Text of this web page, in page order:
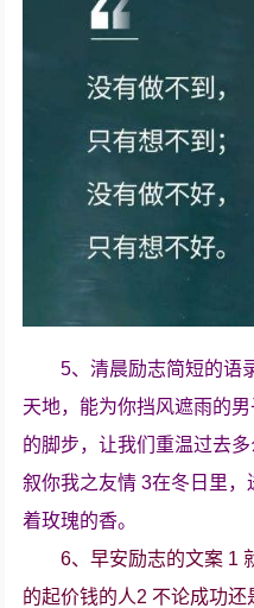
5、清晨励志简短的语
天地，能为你挡风遮雨的
的脚步，让我们重温过去
叙你我之友情 3在冬日里
着玫瑰的香。
6、早安励志的文案 1
的起价钱的人2 不论成功